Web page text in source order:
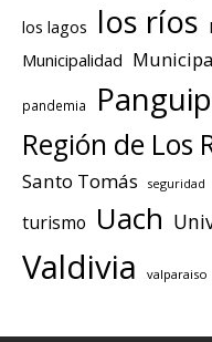
los lagos los ríos
Municipalidad
pandemia
Región de Los
Santo Tomás seguridad
turismo Uach
Valdivia valparaiso